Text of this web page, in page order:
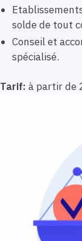
solde de tout
Conseil et
spécialisé.
Tarif: à partir de